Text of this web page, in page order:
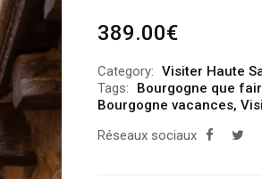
389.00€
Category: Visiter Haute
Tags:
Bourgogne que
Bourgogne vacances,
Réseaux sociaux